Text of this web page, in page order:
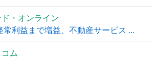
・オンライン
利益まで増益、不動産サービス ...
ム